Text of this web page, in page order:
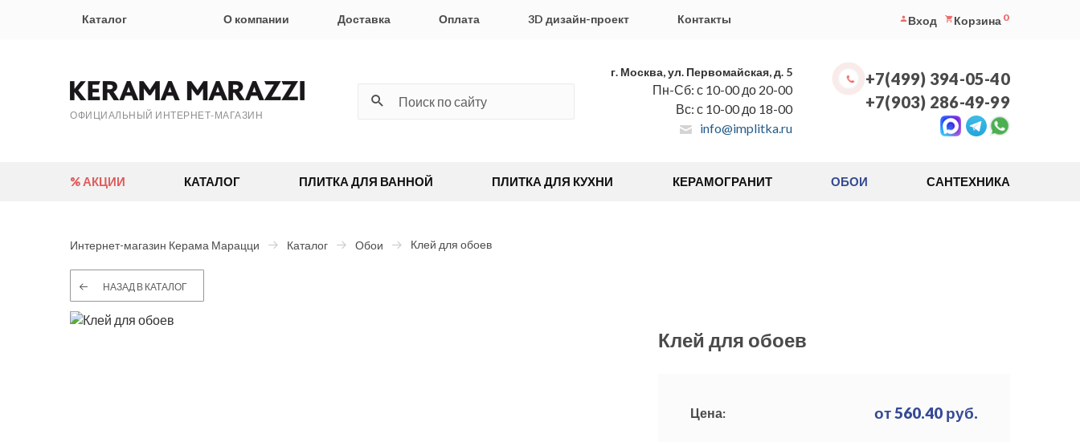
Каталог О компании Доставка Оплата 3D дизайн-проект Контакты Вход Корзина 0
ОФИЦИАЛЬНЫЙ ИНТЕРНЕТ-МАГАЗИН
г. Москва, ул. Первомайская, д. 5
Пн-Сб: с 10-00 до 20-00
Вс: с 10-00 до 18-00
info@implitka.ru
+7(499) 394-05-40
+7(903) 286-49-99
% АКЦИИ КАТАЛОГ ПЛИТКА ДЛЯ ВАННОЙ ПЛИТКА ДЛЯ КУХНИ КЕРАМОГРАНИТ ОБОИ САНТЕХНИКА
Интернет-магазин Керама Марацци Каталог Обои Клей для обоев
НАЗАД В КАТАЛОГ
Клей для обоев
Цена: от560.40 руб.